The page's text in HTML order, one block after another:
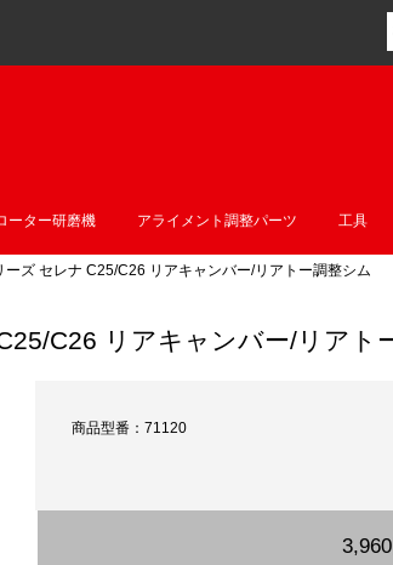
ーター研磨機 アライメント調整パーツ 工具
セレナ C25/C26 リアキャンバー/リアトー調整シム
C26 リアキャンバー/リアト
商品型番：71120